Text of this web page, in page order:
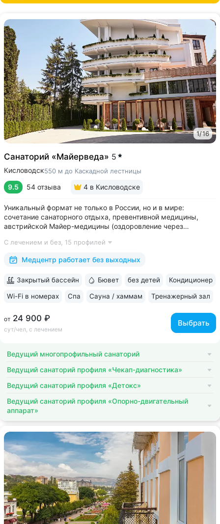
1/16
Санаторий «Майерведа» 5
Кисловодск550 м до Каскадной лестницы
9.5 54 отзыва 4 в Кисловодске
Уникальный формат не только в России, но и в мире:
сочетание санаторного отдыха, превентивной медицины,
австрийской Майер-медицины (оздоровление через
Победитель международной премии The World Luxury Awards.
Премия «Вояж» за лучший велнес-проект...
С лечением и без, 15 профилей
Медцентр работает без выходных
от 24 900 ₽
сут/чел, с лечением
Выбрать
Закрытый бассейн Бювет без детей Кондиционер
Wi-Fi в номерах Спа Сауна / хаммам Тренажерный зал
Ведущий многопрофильный санаторий
Ведущий санаторий профиля «Чекап-диагностика»
Ведущий санаторий профиля «Детокс»
Ведущий санаторий профиля «Опорно-двигательный
аппарат»